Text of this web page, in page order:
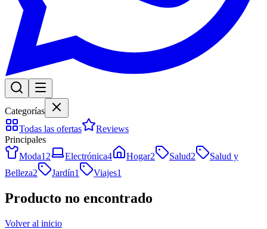
Categorías
Todas las ofertas
Reviews
Principales
Moda12 Electrónica4 Hogar2 Salud2
Salud y
Belleza2 Jardín1 Viajes1
Producto no encontrado
Volver al inicio